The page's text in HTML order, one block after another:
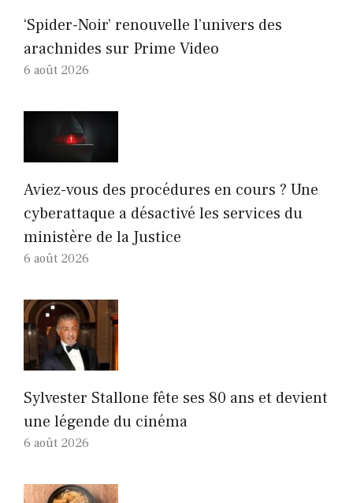
‘Spider-Noir’ renouvelle l’univers des
arachnides sur Prime Video
6 août 2026
Aviez-vous des procédures en cours ? Une
cyberattaque a désactivé les services du
ministère de la Justice
6 août 2026
Sylvester Stallone fête ses 80 ans et devient
une légende du cinéma
6 août 2026